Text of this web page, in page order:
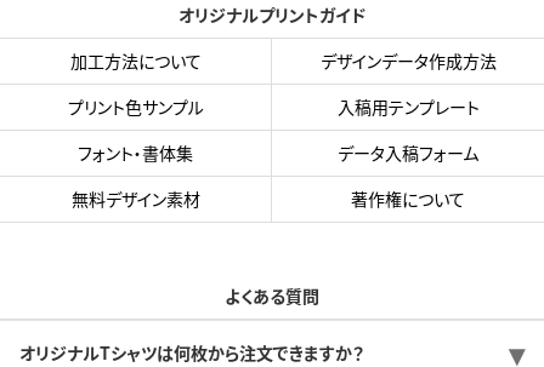
オリジナルプリントガイド
加工方法について
デザインデータ作成方法
プリント色サンプル
入稿用テンプレート
フォント・書体集
データ入稿フォーム
無料デザイン素材
著作権について
よくある質問
オリジナルTシャツは何枚から注文できますか？